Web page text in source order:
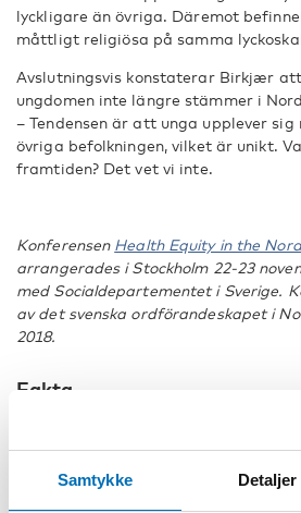
Samtykke Detaljer
lyckligare än övriga. Däremot
måttligt religiösa på samma
Avslutningsvis konstaterar Birkjær
ungdomen inte längre stämmer i
– Tendensen är att unga upplever
övriga befolkningen, vilket är unikt.
framtiden? Det vet vi inte.
Konferensen Health Equity in the
arrangerades i Stockholm 22-23
med Socialdepartementet i Sverige.
av det svenska ordförandeskapet i
2018.
Fakta